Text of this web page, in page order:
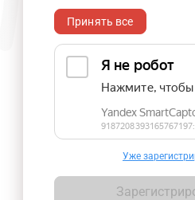
Принять все
Уже